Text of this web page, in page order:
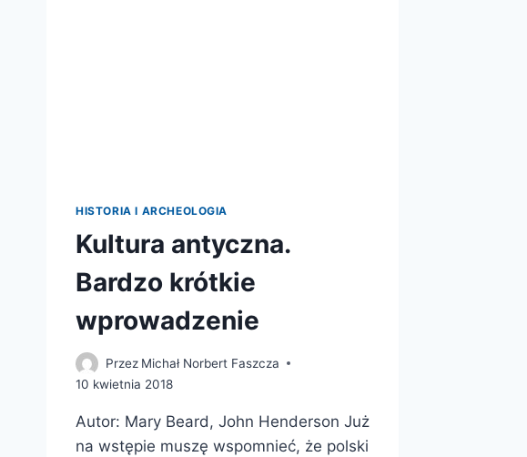
HISTORIA I ARCHEOLOGIA
Kultura antyczna.
Bardzo krótkie
wprowadzenie
Przez Michał Norbert Faszcza
10 kwietnia 2018
Autor: Mary Beard, John Henderson Już
na wstępie muszę wspomnieć, że polski